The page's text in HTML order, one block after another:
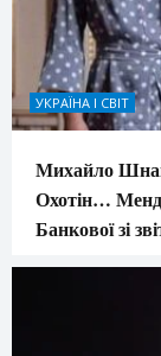
УКРАЇНА І СВІТ
Михайло
Охотін…
Банкової зі